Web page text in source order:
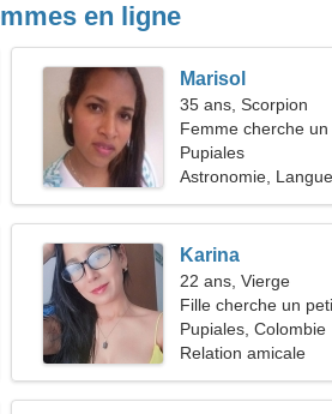
en ligne
Marisol
35 ans, Scorpion
Femme cherche
Pupiales
Astronomie,
Karina
22 ans, Vierge
Fille cherche un
Pupiales, Colombie
Relation amicale